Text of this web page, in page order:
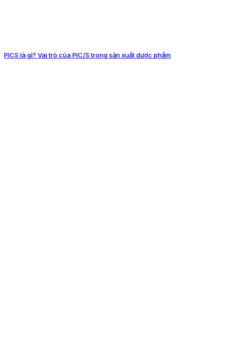
PICS là gì? Vai trò của PIC/S trong sản xuất dược phẩm